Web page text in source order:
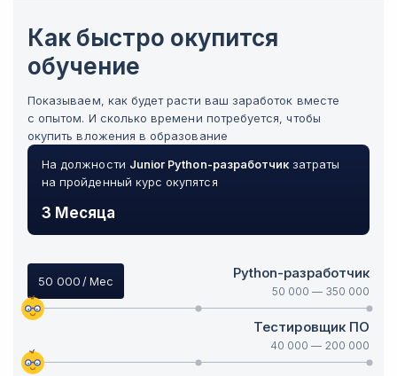
Как быстро окупится
обучение
Показываем, как будет расти ваш заработок вместе
с опытом. И сколько времени потребуется, чтобы
окупить вложения в образование
На должности Junior Python-разработчик затраты
на пройденный курс окупятся
3 Месяца
50 000 / Мес Python-разработчик
50 000 — 350 000
Тестировщик ПО
40 000 — 200 000